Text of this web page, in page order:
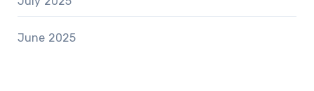
June 2025